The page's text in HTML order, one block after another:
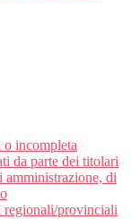
o incompleta
da parte dei titolari
di
provinciali